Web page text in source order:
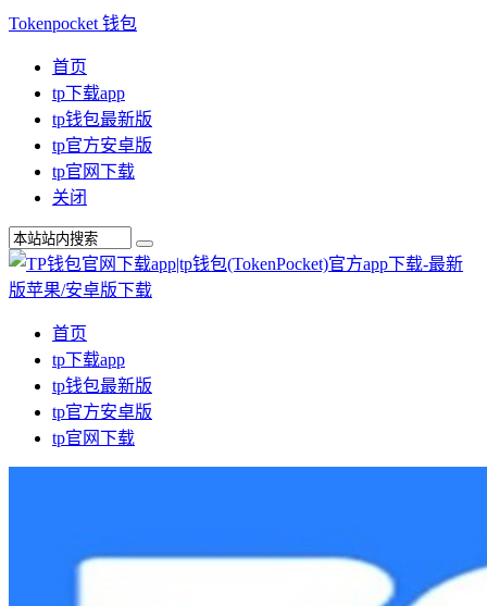
Tokenpocket 钱包
首页
tp下载app
tp钱包最新版
tp官方安卓版
tp官网下载
关闭
首页
tp下载app
tp钱包最新版
tp官方安卓版
tp官网下载